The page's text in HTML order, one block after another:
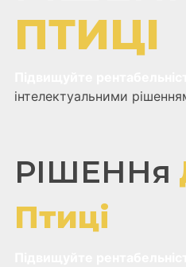
ПТИЦІ
інтелектуальними
РІШЕННя
Птиці